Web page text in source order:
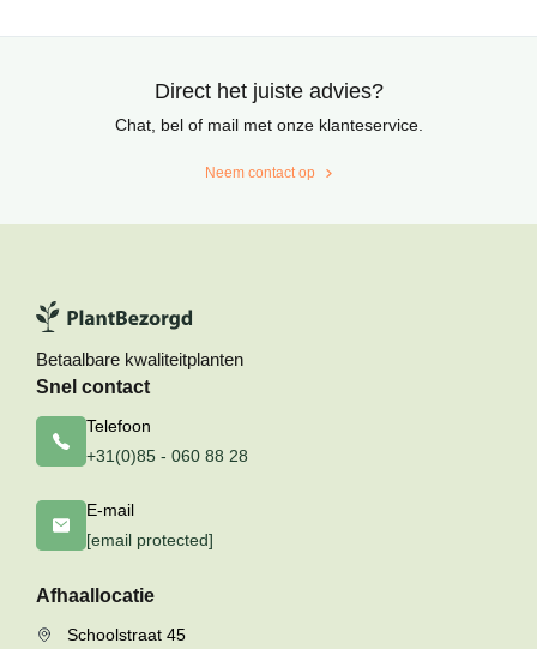
Direct het juiste advies?
Chat, bel of mail met onze klanteservice.
Neem contact op
Betaalbare kwaliteitplanten
Snel contact
Telefoon
+31(0)85 - 060 88 28
E-mail
[email protected]
Afhaallocatie
Schoolstraat 45